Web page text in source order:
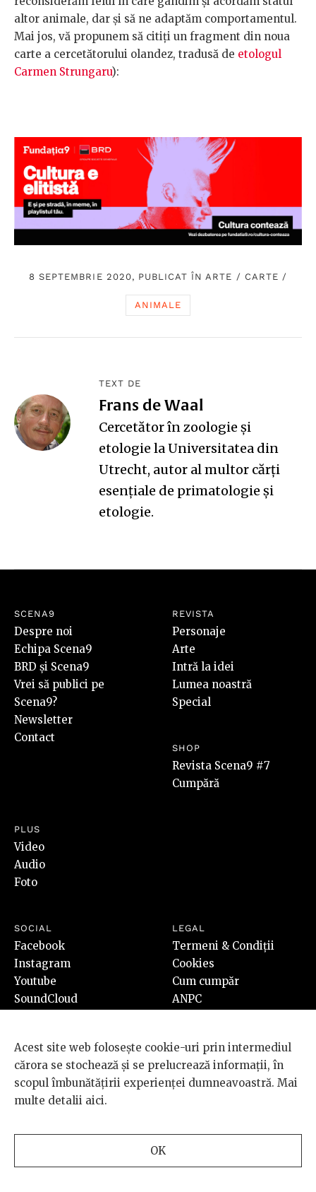
altor animale, dar și să ne adaptăm comportamentul.
Mai jos, vă propunem să citiți un fragment din noua
carte a cercetătorului olandez, tradusă de etologul
Carmen Strungaru):
8 SEPTEMBRIE 2020, PUBLICAT ÎN ARTE / CARTE /
ANIMALE
TEXT DE
Frans de Waal
Cercetător în zoologie şi
etologie la Universitatea din
Utrecht, autor al multor cărți
esențiale de primatologie și
etologie.
SCENA9
Despre noi
Echipa Scena9
BRD și Scena9
Vrei să publici pe
Scena9?
Newsletter
Contact
REVISTA
Personaje
Arte
Intră la idei
Lumea noastră
Special
SHOP
Revista Scena9 #7
Cumpără
PLUS
Video
Audio
Foto
SOCIAL
Facebook
Instagram
Youtube
SoundCloud
LEGAL
Termeni & Condiții
Cookies
Cum cumpăr
ANPC
Acest site web folosește cookie-uri prin intermediul
cărora se stochează și se prelucrează informații, în
scopul îmbunătățirii experienței dumneavoastră. Mai
multe detalii aici.
OK